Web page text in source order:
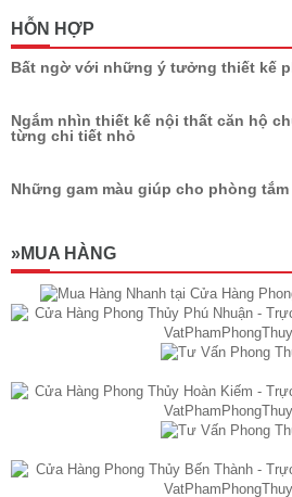
HỖN HỢP
Bất ngờ với những ý tưởng thiết kế
Ngắm nhìn thiết kế nội thất căn hộ
từng chi tiết nhỏ
Những gam màu giúp cho phòng
»MUA HÀNG